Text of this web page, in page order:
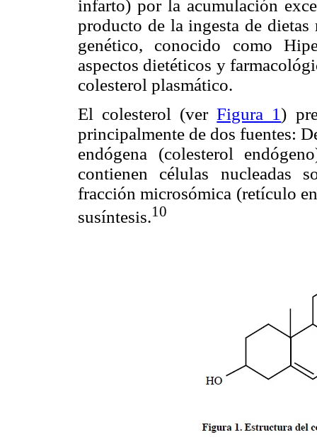
infarto) por la acumulación
producto de la ingesta de
genético, conocido como
aspectos dietéticos y
colesterol plasmático.
El colesterol (verFigura 1)
principalmente de dos fuentes:
endógena (colesterol
contienen células nucleadas
fracción microsómica (retículo
susíntesis.10